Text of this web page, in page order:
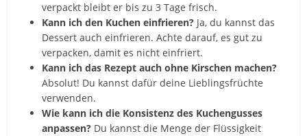
verpackt bleibt er bis zu 3 Tage frisch.
Kann ich den Kuchen einfrieren? Ja, du kannst das
Dessert auch einfrieren. Achte darauf, es gut zu
verpacken, damit es nicht einfriert.
Kann ich das Rezept auch ohne Kirschen machen?
Absolut! Du kannst dafür deine Lieblingsfrüchte
verwenden.
Wie kann ich die Konsistenz des Kuchengusses
anpassen? Du kannst die Menge der Flüssigkeit